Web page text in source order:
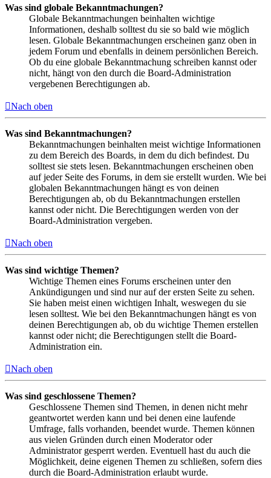
Was sind globale Bekanntmachungen?
Globale Bekanntmachungen beinhalten wichtige
Informationen, deshalb solltest du sie so bald wie möglich
lesen. Globale Bekanntmachungen erscheinen ganz oben in
jedem Forum und ebenfalls in deinem persönlichen Bereich.
Ob du eine globale Bekanntmachung schreiben kannst oder
nicht, hängt von den durch die Board-Administration
vergebenen Berechtigungen ab.
Nach oben
Was sind Bekanntmachungen?
Bekanntmachungen beinhalten meist wichtige Informationen
zu dem Bereich des Boards, in dem du dich befindest. Du
solltest sie stets lesen. Bekanntmachungen erscheinen oben
auf jeder Seite des Forums, in dem sie erstellt wurden. Wie bei
globalen Bekanntmachungen hängt es von deinen
Berechtigungen ab, ob du Bekanntmachungen erstellen
kannst oder nicht. Die Berechtigungen werden von der
Board-Administration vergeben.
Nach oben
Was sind wichtige Themen?
Wichtige Themen eines Forums erscheinen unter den
Ankündigungen und sind nur auf der ersten Seite zu sehen.
Sie haben meist einen wichtigen Inhalt, weswegen du sie
lesen solltest. Wie bei den Bekanntmachungen hängt es von
deinen Berechtigungen ab, ob du wichtige Themen erstellen
kannst oder nicht; die Berechtigungen stellt die Board-
Administration ein.
Nach oben
Was sind geschlossene Themen?
Geschlossene Themen sind Themen, in denen nicht mehr
geantwortet werden kann und bei denen eine laufende
Umfrage, falls vorhanden, beendet wurde. Themen können
aus vielen Gründen durch einen Moderator oder
Administrator gesperrt werden. Eventuell hast du auch die
Möglichkeit, deine eigenen Themen zu schließen, sofern dies
durch die Board-Administration erlaubt wurde.